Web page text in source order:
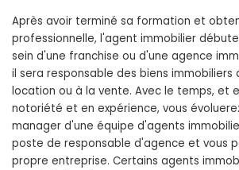
Après avoir terminé sa formation et
professionnelle, l'agent immobilier
sein d'une franchise ou d'une agence
il sera responsable des biens immobiliers
location ou à la vente. Avec le temps, et
notoriété et en expérience, vous
manager d'une équipe d'agents
poste de responsable d'agence et vous
propre entreprise. Certains agents